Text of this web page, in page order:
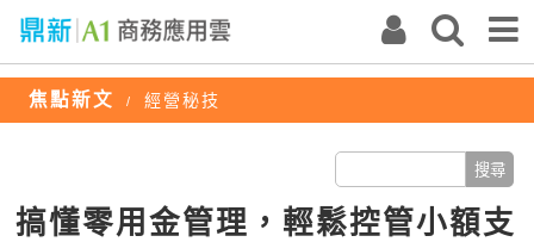
焦點新文 / 經營秘技
搞懂零用金管理，輕鬆控管小額支